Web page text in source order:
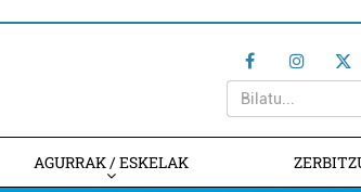
AGURRAK / ESKELAK